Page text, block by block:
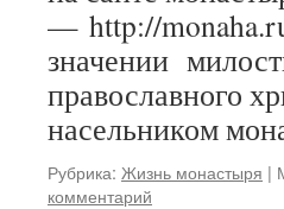
— http://
значении
православного
насельником
Рубрика: Жизнь монастыря |
комментарий